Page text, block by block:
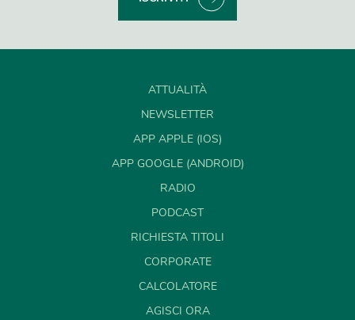
ATTUALITÀ
NEWSLETTER
APP APPLE (IOS)
APP GOOGLE (ANDROID)
RADIO
PODCAST
RICHIESTA TITOLI
CORPORATE
CALCOLATORE
AGISCI ORA